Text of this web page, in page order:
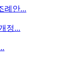
례안...
정...